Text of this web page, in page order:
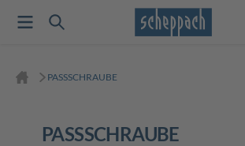
PASSSCHRAUBE
PASSSCHRAUBE